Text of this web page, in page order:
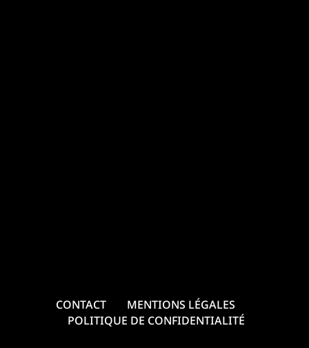
CONTACT
MENTIONS LÉGALES
POLITIQUE DE CONFIDENTIALITÉ